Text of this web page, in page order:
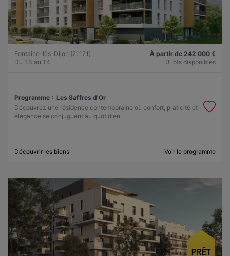
Fontaine-lès-Dijon (21121)
Du T3 au T4
À partir de 242 000 €
3 lots disponibles
Programme : Les Saffres d'Or
Découvrez une résidence contemporaine où confort, praticité et
élégance se conjuguent au quotidien.
Découvrir les biens Voir le programme